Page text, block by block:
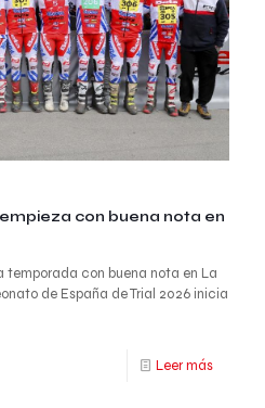
empieza con buena nota en
temporada con buena nota en La
de España de Trial 2026 inicia
Leer más